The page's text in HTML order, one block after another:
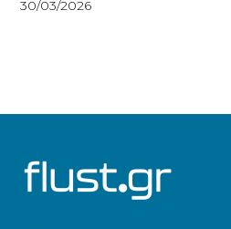
30/03/2026